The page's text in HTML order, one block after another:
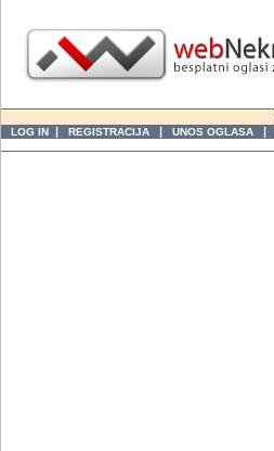
LOG IN | REGISTRACIJA | UNOS OGLASA |